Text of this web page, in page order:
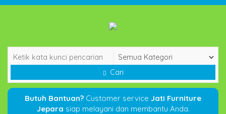
Cari
Butuh Bantuan? Customer service Jati Furniture
Jepara siap melayani dan membantu Anda.